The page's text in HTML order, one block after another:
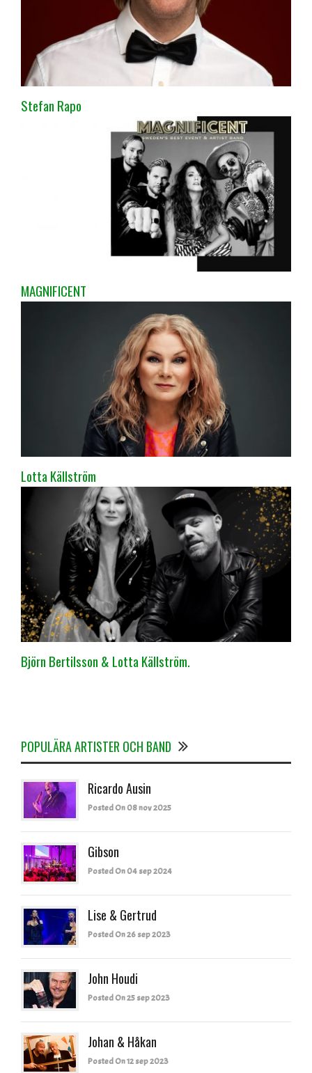
Stefan Rapo
MAGNIFICENT
Lotta Källström
Björn Bertilsson & Lotta Källström.
POPULÄRA ARTISTER OCH BAND
Ricardo Ausin
Posted On 08 nov 2025
Gibson
Posted On 04 sep 2024
Lise & Gertrud
Posted On 26 sep 2023
John Houdi
Posted On 25 sep 2023
Johan & Håkan
Posted On 12 sep 2023